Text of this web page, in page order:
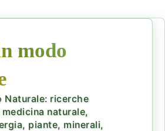
modo
Naturale: ricerche
naturale,
piante, minerali,